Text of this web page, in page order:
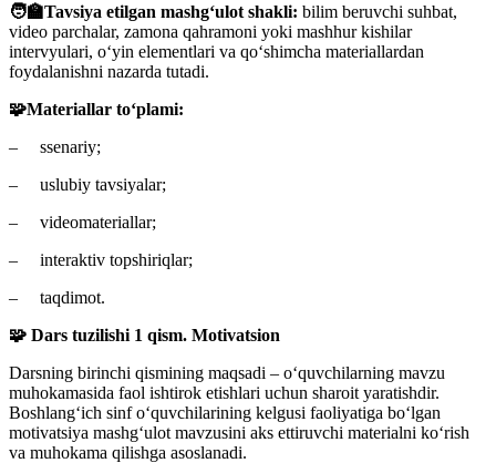
🧑Tavsiya etilgan mashg‘ulot shakli: bilim beruvchi suhbat,
video parchalar, zamona qahramoni yoki mashhur kishilar
intervyulari, o‘yin elementlari va qo‘shimcha materiallardan
foydalanishni nazarda tutadi.
🧩Materiallar to‘plami:
– ssenariy;
– uslubiy tavsiyalar;
– videomateriallar;
– interaktiv topshiriqlar;
– taqdimot.
🧩 Dars tuzilishi 1 qism. Motivatsion
Darsning birinchi qismining maqsadi – o‘quvchilarning mavzu
muhokamasida faol ishtirok etishlari uchun sharoit yaratishdir.
Boshlang‘ich sinf o‘quvchilarining kelgusi faoliyatiga bo‘lgan
motivatsiya mashg‘ulot mavzusini aks ettiruvchi materialni ko‘rish
va muhokama qilishga asoslanadi.